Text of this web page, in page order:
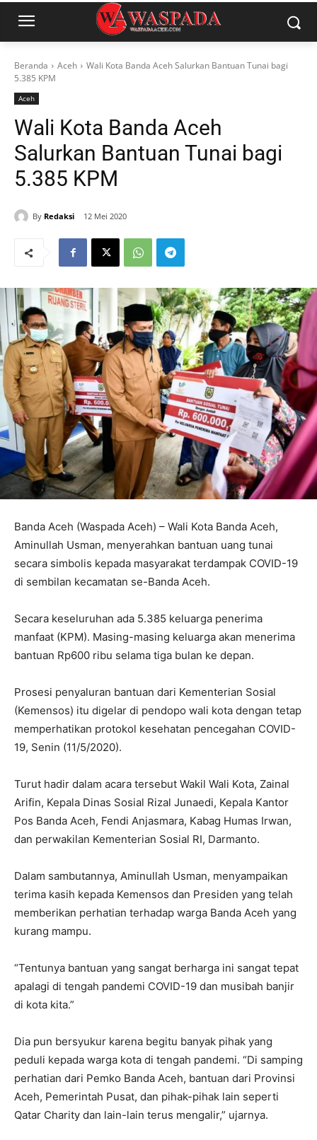
Beranda Aceh
Wali Kota Banda Aceh Salurkan Bantuan Tunai bagi
5.385 KPM
Aceh
Wali Kota Banda Aceh
Salurkan Bantuan Tunai bagi
5.385 KPM
By Redaksi 12 Mei 2020
Banda Aceh (Waspada Aceh) – Wali Kota Banda Aceh,
Aminullah Usman, menyerahkan bantuan uang tunai
secara simbolis kepada masyarakat terdampak COVID-19
di sembilan kecamatan se-Banda Aceh.
Secara keseluruhan ada 5.385 keluarga penerima
manfaat (KPM). Masing-masing keluarga akan menerima
bantuan Rp600 ribu selama tiga bulan ke depan.
Prosesi penyaluran bantuan dari Kementerian Sosial
(Kemensos) itu digelar di pendopo wali kota dengan tetap
memperhatikan protokol kesehatan pencegahan COVID-
19, Senin (11/5/2020).
Turut hadir dalam acara tersebut Wakil Wali Kota, Zainal
Arifin, Kepala Dinas Sosial Rizal Junaedi, Kepala Kantor
Pos Banda Aceh, Fendi Anjasmara, Kabag Humas Irwan,
dan perwakilan Kementerian Sosial RI, Darmanto.
Dalam sambutannya, Aminullah Usman, menyampaikan
terima kasih kepada Kemensos dan Presiden yang telah
memberikan perhatian terhadap warga Banda Aceh yang
kurang mampu.
“Tentunya bantuan yang sangat berharga ini sangat tepat
apalagi di tengah pandemi COVID-19 dan musibah banjir
di kota kita.”
Dia pun bersyukur karena begitu banyak pihak yang
peduli kepada warga kota di tengah pandemi. “Di samping
perhatian dari Pemko Banda Aceh, bantuan dari Provinsi
Aceh, Pemerintah Pusat, dan pihak-pihak lain seperti
Qatar Charity dan lain-lain terus mengalir,” ujarnya.